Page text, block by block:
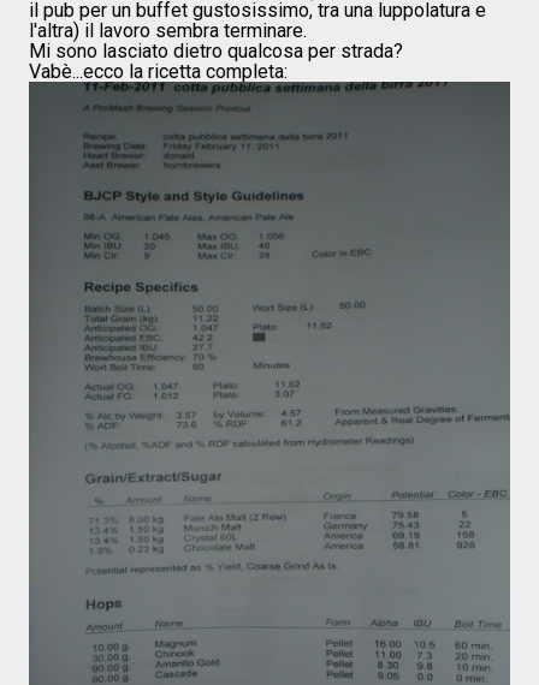
il pub per un buffet gustosissimo, tra una luppolatura e
l'altra) il lavoro sembra terminare.
Mi sono lasciato dietro qualcosa per strada?
Vabè...ecco la ricetta completa: